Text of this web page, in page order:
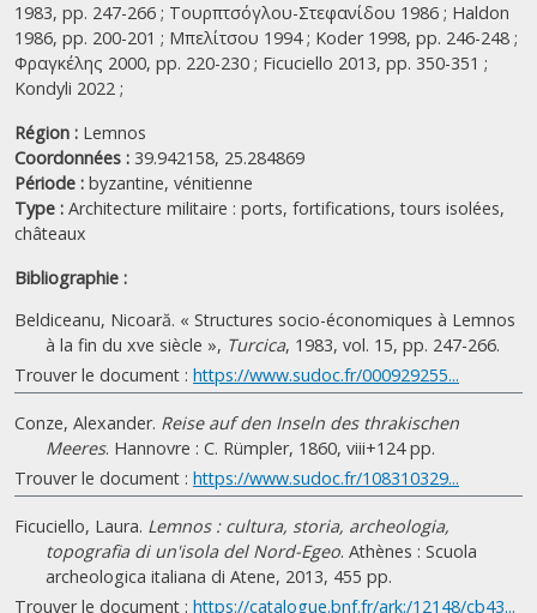
1983, pp. 247-266 ; Τουρπτσόγλου-Στεφανίδου 1986 ; Haldon
1986, pp. 200-201 ; Μπελίτσου 1994 ; Koder 1998, pp. 246-248 ;
Φραγκέλης 2000, pp. 220-230 ; Ficuciello 2013, pp. 350-351 ;
Kondyli 2022 ;
Région : Lemnos
Coordonnées : 39.942158, 25.284869
Période : byzantine, vénitienne
Type : Architecture militaire : ports, fortifications, tours isolées,
châteaux
Bibliographie :
Beldiceanu, Nicoară. « Structures socio-économiques à Lemnos
à la fin du xve siècle », Turcica, 1983, vol. 15, pp. 247-266.
Trouver le document : https://www.sudoc.fr/000929255...
Conze, Alexander. Reise auf den Inseln des thrakischen
Meeres. Hannovre : C. Rümpler, 1860, viii+124 pp.
Trouver le document : https://www.sudoc.fr/108310329...
Ficuciello, Laura. Lemnos : cultura, storia, archeologia,
topografia di un'isola del Nord-Egeo. Athènes : Scuola
archeologica italiana di Atene, 2013, 455 pp.
Trouver le document : https://catalogue.bnf.fr/ark:/12148/cb43...